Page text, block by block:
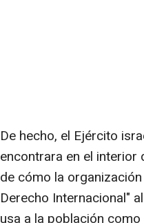
De hecho, el Ejército
encontrara en el
de cómo la
Derecho Internacional"
usa a la población